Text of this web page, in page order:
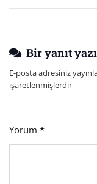
Bir yanıt
E-posta adresiniz
işaretlenmişlerdir
Yorum *